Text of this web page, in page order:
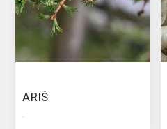
ARIŠ
.